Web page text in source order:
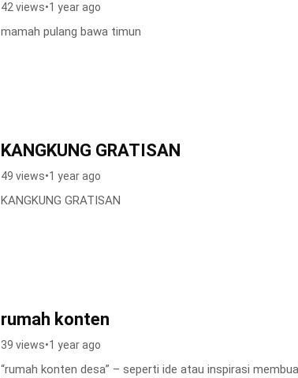
42 views•1 year ago
mamah pulang bawa timun
KANGKUNG GRATISAN
49 views•1 year ago
KANGKUNG GRATISAN
rumah konten
39 views•1 year ago
“rumah konten desa” – seperti ide atau inspirasi